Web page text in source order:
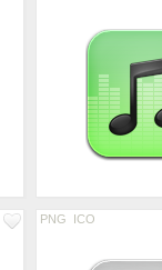
PNG ICO